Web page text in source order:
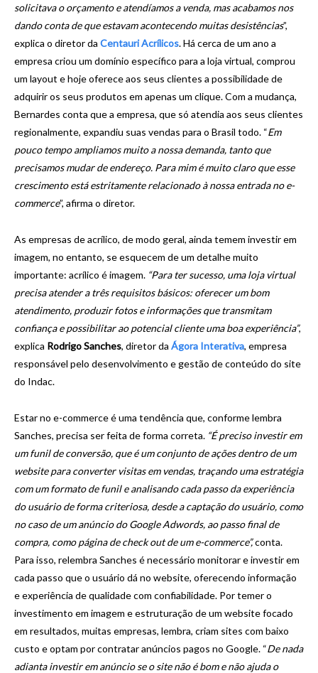
solicitava o orçamento e atendíamos a venda, mas acabamos nos
dando conta de que estavam acontecendo muitas desistências”,
explica o diretor da Centauri Acrílicos. Há cerca de um ano a
empresa criou um domínio específico para a loja virtual, comprou
um layout e hoje oferece aos seus clientes a possibilidade de
adquirir os seus produtos em apenas um clique. Com a mudança,
Bernardes conta que a empresa, que só atendia aos seus clientes
regionalmente, expandiu suas vendas para o Brasil todo. “Em
pouco tempo ampliamos muito a nossa demanda, tanto que
precisamos mudar de endereço. Para mim é muito claro que esse
crescimento está estritamente relacionado à nossa entrada no e-
commerce”, afirma o diretor.
As empresas de acrílico, de modo geral, ainda temem investir em
imagem, no entanto, se esquecem de um detalhe muito
importante: acrílico é imagem. “Para ter sucesso, uma loja virtual
precisa atender a três requisitos básicos: oferecer um bom
atendimento, produzir fotos e informações que transmitam
confiança e possibilitar ao potencial cliente uma boa experiência”,
explica Rodrigo Sanches, diretor da Ágora Interativa, empresa
responsável pelo desenvolvimento e gestão de conteúdo do site
do Indac.
Estar no e-commerce é uma tendência que, conforme lembra
Sanches, precisa ser feita de forma correta. “É preciso investir em
um funil de conversão, que é um conjunto de ações dentro de um
website para converter visitas em vendas, traçando uma estratégia
com um formato de funil e analisando cada passo da experiência
do usuário de forma criteriosa, desde a captação do usuário, como
no caso de um anúncio do Google Adwords, ao passo final de
compra, como página de check out de um e-commerce”,conta.
Para isso, relembra Sanches é necessário monitorar e investir em
cada passo que o usuário dá no website, oferecendo informação
e experiência de qualidade com confiabilidade. Por temer o
investimento em imagem e estruturação de um website focado
em resultados, muitas empresas, lembra, criam sites com baixo
custo e optam por contratar anúncios pagos no Google. “De nada
adianta investir em anúncio se o site não é bom e não ajuda o